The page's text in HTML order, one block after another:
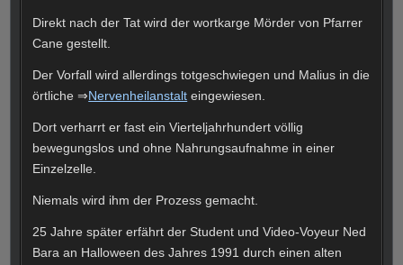
Direkt nach der Tat wird der wortkarge Mörder von Pfarrer
Cane gestellt.
Der Vorfall wird allerdings totgeschwiegen und Malius in die
örtliche ⇒Nervenheilanstalt eingewiesen.
Dort verharrt er fast ein Vierteljahrhundert völlig
bewegungslos und ohne Nahrungsaufnahme in einer
Einzelzelle.
Niemals wird ihm der Prozess gemacht.
25 Jahre später erfährt der Student und Video-Voyeur Ned
Bara an Halloween des Jahres 1991 durch einen alten